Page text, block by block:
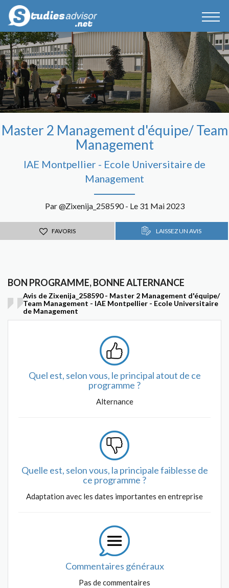
Master 2 Management d'équipe/ Team
Management
IAE Montpellier - Ecole Universitaire de
Management
Par @Zixenija_258590 - Le 31 Mai 2023
FAVORIS LAISSEZ UN AVIS
BON PROGRAMME, BONNE ALTERNANCE
Avis de Zixenija_258590 - Master 2 Management d'équipe/
Team Management - IAE Montpellier - Ecole Universitaire
de Management
Quel est, selon vous, le principal atout de ce
programme ?
Alternance
Quelle est, selon vous, la principale faiblesse de
ce programme ?
Adaptation avec les dates importantes en entreprise
Commentaires généraux
Pas de commentaires